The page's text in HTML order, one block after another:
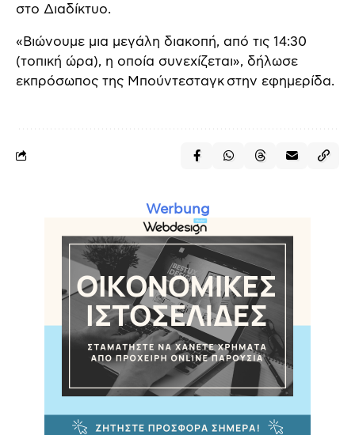
στο Διαδίκτυο.
«Βιώνουμε μια μεγάλη διακοπή, από τις 14:30
(τοπική ώρα), η οποία συνεχίζεται», δήλωσε
εκπρόσωπος της Μπούντεσταγκ στην εφημερίδα.
Werbung